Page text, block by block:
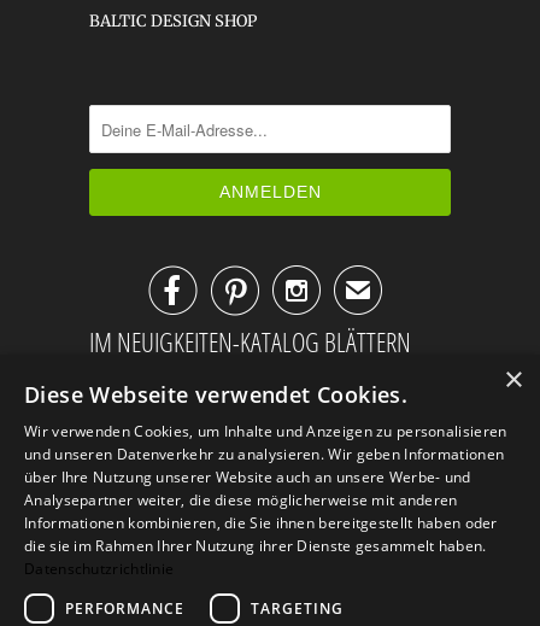
BALTIC DESIGN SHOP
✉
IM NEUIGKEITEN-KATALOG BLÄTTERN
×
Diese Webseite verwendet Cookies.
Wir verwenden Cookies, um Inhalte und Anzeigen zu personalisieren
und unseren Datenverkehr zu analysieren. Wir geben Informationen
über Ihre Nutzung unserer Website auch an unsere Werbe- und
Analysepartner weiter, die diese möglicherweise mit anderen
Informationen kombinieren, die Sie ihnen bereitgestellt haben oder
die sie im Rahmen Ihrer Nutzung ihrer Dienste gesammelt haben.
Datenschutzrichtlinie
PERFORMANCE
TARGETING